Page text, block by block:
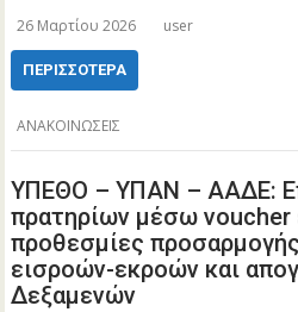
26 Μαρτίου 2026 user
ΠΕΡΙΣΣΌΤΕΡΑ
ΑΝΑΚΟΙΝΩΣΕΙΣ
ΥΠΕΘΟ – ΥΠΑΝ – ΑΑΔΕ:
πρατηρίων μέσω
προθεσμίες
εισροών-εκροών και
Δεξαμενών